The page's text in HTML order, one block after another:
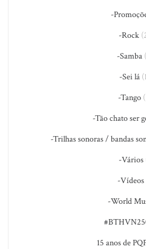
-
-Rock
-Samba
-Sei lá
-Tango
-Tão chato ser
-Trilhas sonoras / bandas
-Vários
-Vídeos
-World
15 anos de